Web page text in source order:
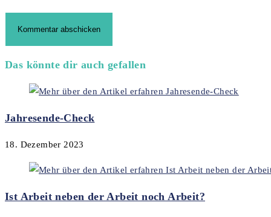
Das könnte dir auch gefallen
Jahresende-Check
18. Dezember 2023
Ist Arbeit neben der Arbeit noch Arbeit?